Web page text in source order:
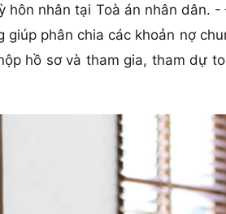
hôn nhân tại Toà án nhân
giúp phân chia các khoản nợ
hồ sơ và tham gia, tham dự